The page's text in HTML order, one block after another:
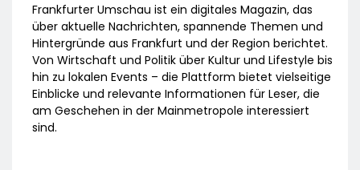
Frankfurter Umschau ist ein digitales Magazin, das
über aktuelle Nachrichten, spannende Themen und
Hintergründe aus Frankfurt und der Region berichtet.
Von Wirtschaft und Politik über Kultur und Lifestyle bis
hin zu lokalen Events – die Plattform bietet vielseitige
Einblicke und relevante Informationen für Leser, die
am Geschehen in der Mainmetropole interessiert
sind.